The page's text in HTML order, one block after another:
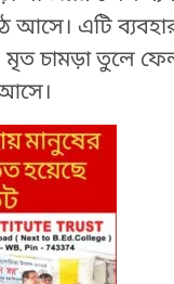
আসে। এটি
চামড়া তুলে